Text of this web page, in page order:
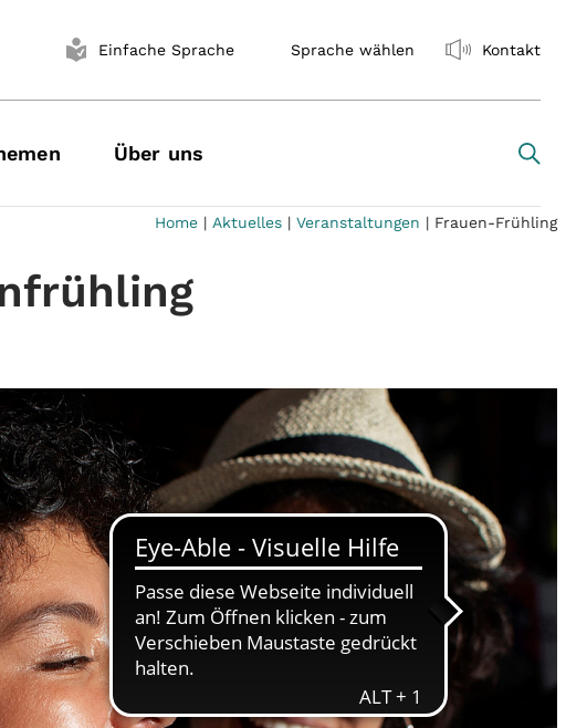
Einfache Sprache Sprache wählen Kontakt
Über uns
Home| Aktuelles| Veranstaltungen | Frauen-Frühling